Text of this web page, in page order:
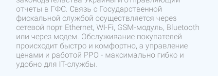
отчеты в ГФС. Связь с Государственной
фискальной службой осуществляется через
сетевой порт Ethernet, WI-Fi, GSM-модуль, Bluetooth
или через модем. Обслуживание покупателей
происходит быстро и комфортно, а управление
ценами и работой РРО - максимально гибко и
удобно для IT-службы.